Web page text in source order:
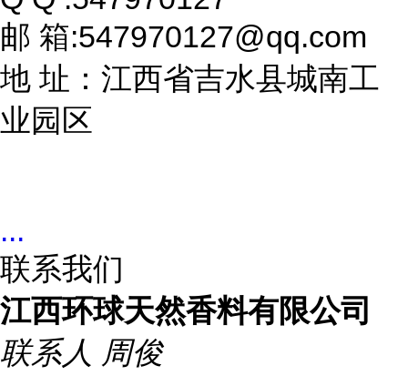
邮 箱:547970127@qq.com
地 址：江西省吉水县城南工
业园区
...
联系我们
江西环球天然香料有限公司
联系人 周俊